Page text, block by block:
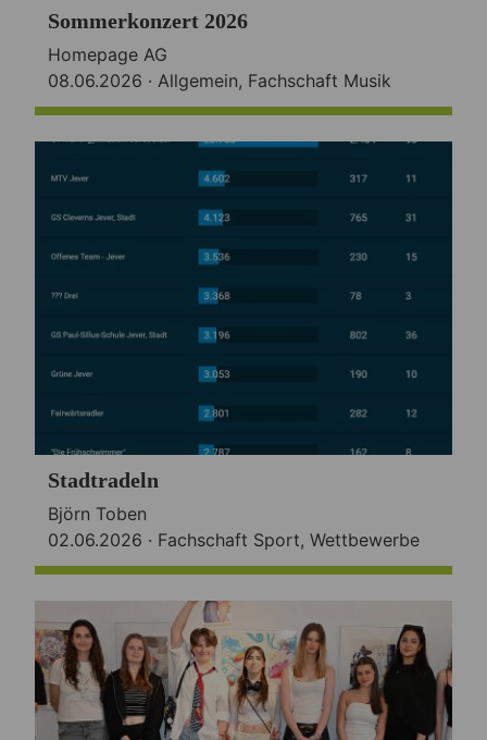
Sommerkonzert 2026
Homepage AG
08.06.2026 · Allgemein, Fachschaft Musik
Stadtradeln
Björn Toben
02.06.2026 · Fachschaft Sport, Wettbewerbe